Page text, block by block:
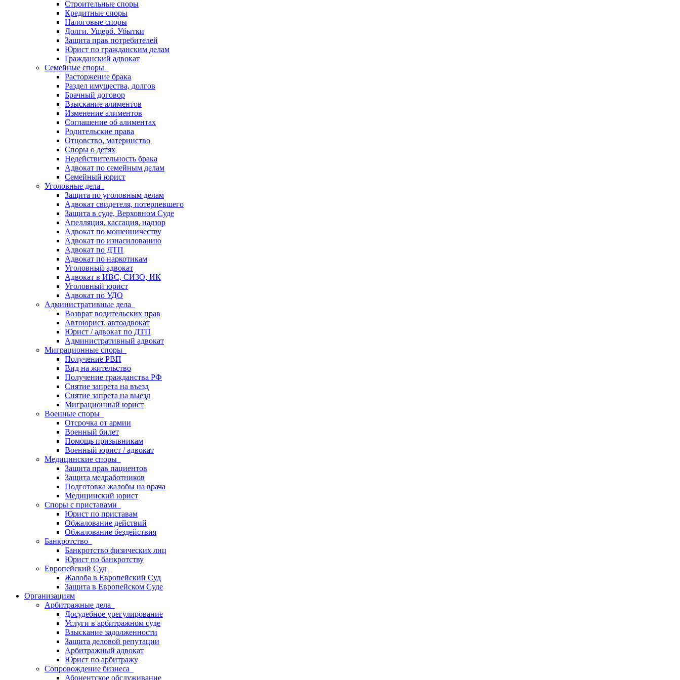
Строительные споры
Кредитные споры
Налоговые споры
Долги. Ущерб. Убытки
Защита прав потребителей
Юрист по гражданским делам
Гражданский адвокат
Семейные споры
Расторжение брака
Раздел имущества, долгов
Брачный договор
Взыскание алиментов
Изменение алиментов
Соглашение об алиментах
Родительские права
Отцовство, материнство
Споры о детях
Недействительность брака
Адвокат по семейным делам
Семейный юрист
Уголовные дела
Защита по уголовным делам
Адвокат свидетеля, потерпевшего
Защита в суде, Верховном Суде
Апелляция, кассация, надзор
Адвокат по мошенничеству
Адвокат по изнасилованию
Адвокат по ДТП
Адвокат по наркотикам
Уголовный адвокат
Адвокат в ИВС, СИЗО, ИК
Уголовный юрист
Адвокат по УДО
Административные дела
Возврат водительских прав
Автоюрист, автоадвокат
Юрист / адвокат по ДТП
Административный адвокат
Миграционные споры
Получение РВП
Вид на жительство
Получение гражданства РФ
Снятие запрета на въезд
Снятие запрета на выезд
Миграционный юрист
Военные споры
Отсрочка от армии
Военный билет
Помощь призывникам
Военный юрист / адвокат
Медицинские споры
Защита прав пациентов
Защита медработников
Подготовка жалобы на врача
Медицинский юрист
Споры с приставами
Юрист по приставам
Обжалование действий
Обжалование бездействия
Банкротство
Банкротство физических лиц
Юрист по банкротству
Европейский Суд
Жалоба в Европейский Суд
Защита в Европейском Суде
Организациям
Арбитражные дела
Досудебное урегулирование
Услуги в арбитражном суде
Взыскание задолженности
Защита деловой репутации
Арбитражный адвокат
Юрист по арбитражу
Сопровождение бизнеса
Абонентское обслуживание